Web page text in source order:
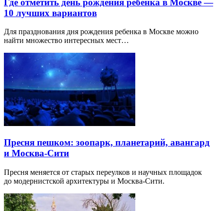
10 лучших вариантов
Для празднования дня рождения ребенка в Москве можно
найти множество интересных мест…
Пресня пешком: зоопарк, планетарий, авангард
и Москва-Сити
Пресня меняется от старых переулков и научных площадок
до модернистской архитектуры и Москва-Сити.